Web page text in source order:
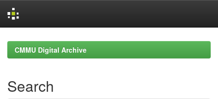
navigationCMMU Digital Archive
Search